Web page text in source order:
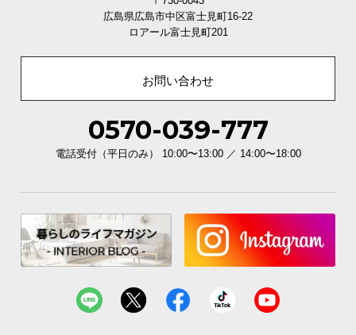
広島県広島市中区富士見町16-22
ロアール富士見町201
お問い合わせ
0570-039-777
電話受付（平日のみ） 10:00〜13:00 ／ 14:00〜18:00